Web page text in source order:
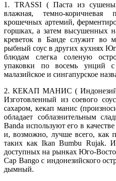
1. TRASSI ( Паста из
влажная, темно-коричневая
крошечных артемий,
горшках, а затем высушенных
креветок в Банде служит во
рыбный соус в других кухнях
блюдам слегка соленую
упаковки по восемь унций
малазийское и сингапурское
2. КЕКАП МАНИС (
Изготовленный из соевого
сахаром, кекап манис
обладает соблазнительным
Banda используют его в
и, возможно, лучше всего, как
таких как Ikan Bumbu Rujak.
доступных на рынках Юго-
Cap Bango с индонезийского
дымный.